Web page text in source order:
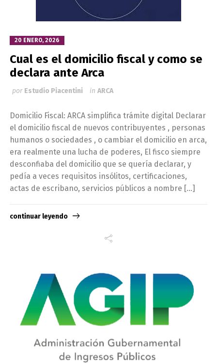
20 ENERO, 2026
Cual es el domicilio fiscal y como se
declara ante Arca
por Estudio Piacentini in ARCA
Domicilio Fiscal: ARCA simplifica trámite digital Declarar
el domicilio fiscal de nuevos contribuyentes , personas
humanos o sociedades , o cambiar el domicilio en arca,
era realmente una lucha de poderes, El fisco siempre
desconfiaba del domicilio que se quería declarar, y
pedía a veces requisitos insólitos, certificaciones,
actas de escribano, servicios públicos a nombre […]
continuar leyendo